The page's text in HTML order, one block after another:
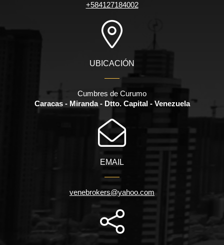
+584127184002
UBICACIÓN
Cumbres de Curumo
Caracas - Miranda - Dtto. Capital - Venezuela
EMAIL
venebrokers@yahoo.com